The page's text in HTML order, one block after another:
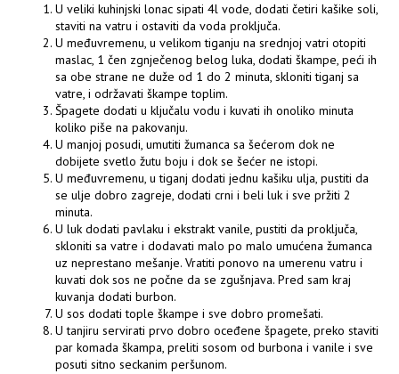
U veliki kuhinjski lonac sipati 4l vode, dodati četiri kašike soli,
staviti na vatru i ostaviti da voda proključa.
U međuvremenu, u velikom tiganju na srednjoj vatri otopiti
maslac, 1 čen zgnječenog belog luka, dodati škampe, peći ih
sa obe strane ne duže od 1 do 2 minuta, skloniti tiganj sa
vatre, i održavati škampe toplim.
Špagete dodati u ključalu vodu i kuvati ih onoliko minuta
koliko piše na pakovanju.
U manjoj posudi, umutiti žumanca sa šećerom dok ne
dobijete svetlo žutu boju i dok se šećer ne istopi.
U međuvremenu, u tiganj dodati jednu kašiku ulja, pustiti da
se ulje dobro zagreje, dodati crni i beli luk i sve pržiti 2
minuta.
U luk dodati pavlaku i ekstrakt vanile, pustiti da proključa,
skloniti sa vatre i dodavati malo po malo umućena žumanca
uz neprestano mešanje. Vratiti ponovo na umerenu vatru i
kuvati dok sos ne počne da se zgušnjava. Pred sam kraj
kuvanja dodati burbon.
U sos dodati tople škampe i sve dobro promešati.
U tanjiru servirati prvo dobro oceđene špagete, preko staviti
par komada škampa, preliti sosom od burbona i vanile i sve
posuti sitno seckanim peršunom.